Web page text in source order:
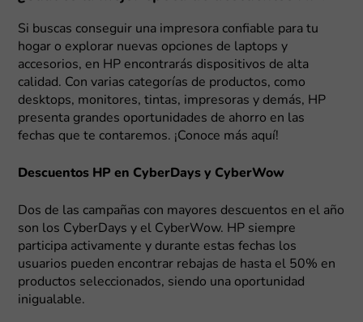
Si buscas conseguir una impresora confiable para tu
hogar o explorar nuevas opciones de laptops y
accesorios, en HP encontrarás dispositivos de alta
calidad. Con varias categorías de productos, como
desktops, monitores, tintas, impresoras y demás, HP
presenta grandes oportunidades de ahorro en las
fechas que te contaremos. ¡Conoce más aquí!
Descuentos HP en CyberDays y CyberWow
Dos de las campañas con mayores descuentos en el año
son los CyberDays y el CyberWow. HP siempre
participa activamente y durante estas fechas los
usuarios pueden encontrar rebajas de hasta el 50% en
productos seleccionados, siendo una oportunidad
inigualable.